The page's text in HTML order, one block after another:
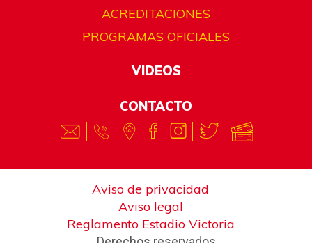
ACREDITACIONES
PROGRAMAS OFICIALES
VIDEOS
CONTACTO
Aviso de privacidad
Aviso legal
Reglamento Estadio Victoria